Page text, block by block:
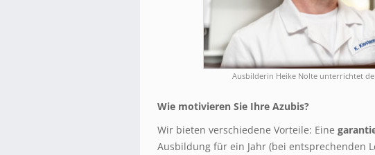
Ausbilderin Heike Nolte unterrichtet
Wie motivieren Sie Ihre Azubis?
Wir bieten verschiedene Vorteile: Eine
Ausbildung für ein Jahr (bei entsprechenden